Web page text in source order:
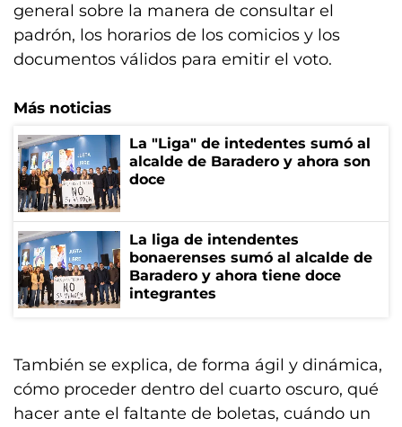
general sobre la manera de consultar el
padrón, los horarios de los comicios y los
documentos válidos para emitir el voto.
Más noticias
La "Liga" de intedentes sumó al
alcalde de Baradero y ahora son
doce
La liga de intendentes
bonaerenses sumó al alcalde de
Baradero y ahora tiene doce
integrantes
También se explica, de forma ágil y dinámica,
cómo proceder dentro del cuarto oscuro, qué
hacer ante el faltante de boletas, cuándo un